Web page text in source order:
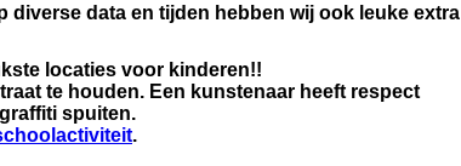
diverse data en tijden hebben wij ook leuke extra
locaties voor kinderen!!
te houden. Een kunstenaar heeft respect
spuiten.
.